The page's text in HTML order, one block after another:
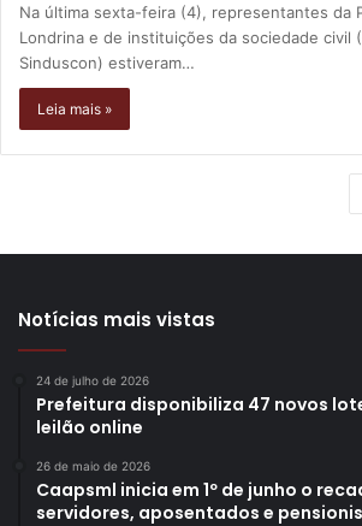
Na última sexta-feira (4), representantes da
Londrina e de instituições da sociedade civil
Sinduscon) estiveram…
Leia mais »
Notícias mais vistas
24 de julho de 2026
Prefeitura disponibiliza 47 novos
leilão online
26 de maio de 2026
Caapsml inicia em 1º de junho o
servidores, aposentados e